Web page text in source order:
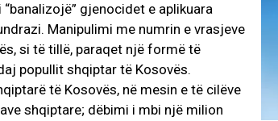
gjenocidet e aplikuara
Manipulimi me numrin e vrasjeve
si të tillë, paraqet një formë të
popullit shqiptar të Kosovës.
të Kosovës, në mesin e të cilëve
shqiptare; dëbimi i mbi një milion